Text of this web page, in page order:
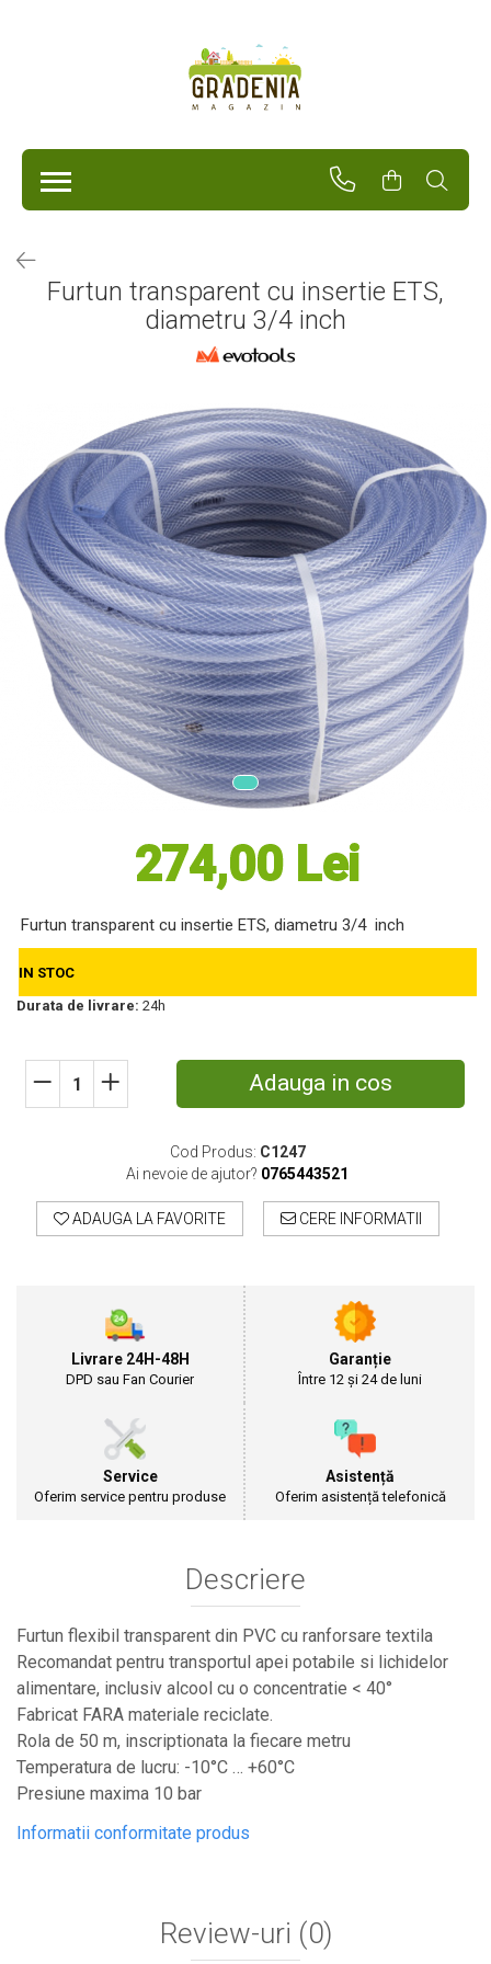
Tractorașe de cosit iarba
Masini de tuns iarba
Roabe
Pompe de apă
Hidrofoare
Fierastrau gard viu
Fierastraie telescopice
Dispozitiv de ascutit lant
Masini electrice de tuns oi
Motoburghiu
Fierăstrău de mână
Topoare
Suflante
Aspirator pentru frunze
Compostoare
Tocator resturi vegetale
Tavalugi manuali
Scarificatoare
Gama Gazon
Distribuitoare de nisip
Aeratoare pentru gazon
Utilaje Agricole
Motocultoare
Motosape
Motocoase
Motopompe
Batoze
Tocatori vegetatie
Plug de scos cartofi
Freze de pamant
Tocatoare agricole
Articole Electrice
Plafoniere
Scule Pentru Construcții
Betoniere
Ciocane rotopercutoare
Plase Gard
Plasa sarma galvanizata zincata
Sarma moale neagra pentru fierari si
Furtun transparent cu insertie ETS,
diametru 3/4 inch
274,00 Lei
Furtun transparent cu insertie ETS, diametru 3/4 inch
IN STOC
Durata de livrare: 24h
Adauga in cos
Cod Produs: C1247
Ai nevoie de ajutor? 0765443521
ADAUGA LA FAVORITE CERE INFORMATII
Livrare 24H-48H
DPD sau Fan Courier
Garanție
Între 12 și 24 de luni
Service
Oferim service pentru produse
Asistență
Oferim asistență telefonică
Descriere
Furtun flexibil transparent din PVC cu ranforsare textila
Recomandat pentru transportul apei potabile si lichidelor
alimentare, inclusiv alcool cu o concentratie < 40°
Fabricat FARA materiale reciclate.
Rola de 50 m, inscriptionata la fiecare metru
Temperatura de lucru: -10°C … +60°C
Presiune maxima 10 bar
Informatii conformitate produs
Review-uri (0)